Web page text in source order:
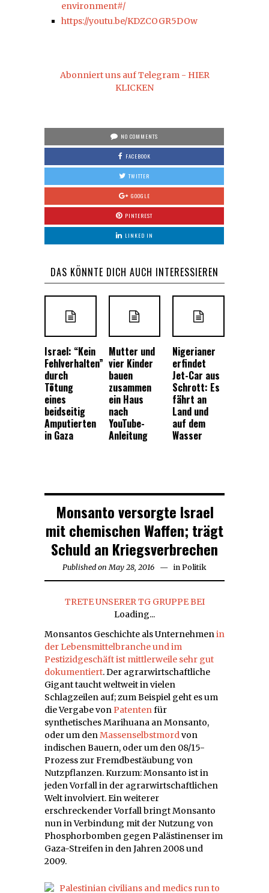
environment#/
https://youtu.be/KDZCOGR5DOw
Abonniert uns auf Telegram - HIER
KLICKEN
NO COMMENTS
FACEBOOK
TWITTER
GOOGLE
PINTEREST
LINKED IN
DAS KÖNNTE DICH AUCH INTERESSIEREN
Israel: “Kein
Fehlverhalten”
durch
Tötung
eines
beidseitig
Amputierten
in Gaza
Mutter und
vier Kinder
bauen
zusammen
ein Haus
nach
YouTube-
Anleitung
Nigerianer
erfindet
Jet-Car aus
Schrott: Es
fährt an
Land und
auf dem
Wasser
Monsanto versorgte Israel
mit chemischen Waffen; trägt
Schuld an Kriegsverbrechen
Published on May 28, 2016 in Politik
TRETE UNSERER TG GRUPPE BEI
Loading...
Monsantos Geschichte als Unternehmenin
der Lebensmittelbrancheundim
Pestizidgeschäftist mittlerweile sehr gut
dokumentiert. Der agrarwirtschaftliche
Gigant taucht weltweit in vielen
Schlagzeilen auf; zum Beispiel geht es um
die Vergabe vonPatentenfür
synthetisches Marihuana an Monsanto,
oder um denMassenselbstmordvon
indischen Bauern, oder um den 08/15-
Prozess zur Fremdbestäubung von
Nutzpflanzen. Kurzum: Monsanto ist in
jeden Vorfall in der agrarwirtschaftlichen
Welt involviert. Ein weiterer
erschreckender Vorfall bringt Monsanto
nun in Verbindung mit der Nutzung von
Phosphorbomben gegen Palästinenser im
Gaza-Streifen in den Jahren 2008 und
2009.